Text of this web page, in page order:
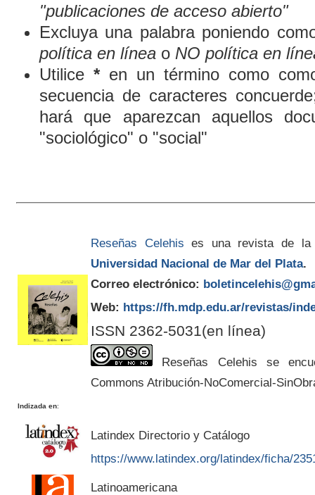
"publicaciones de acceso abierto"
Excluya una palabra poniendo
política en líneao NO política en
Utilice *en un término como
secuencia de caracteres
hará que aparezcan aquellos
"sociológico" o "social"
Reseñas Celehis es una revista de la
Universidad Nacional de Mar del Plata.
Correo electrónico:
Web: https://fh.mdp.edu.ar/revistas/
ISSN 2362-5031(en línea)
Reseñas Celehis se
Commons Atribución-NoComercial-
Indizada en:
Latindex Directorio y Catálogo
https://www.latindex.org/latindex/ficha/
Latinoamericana